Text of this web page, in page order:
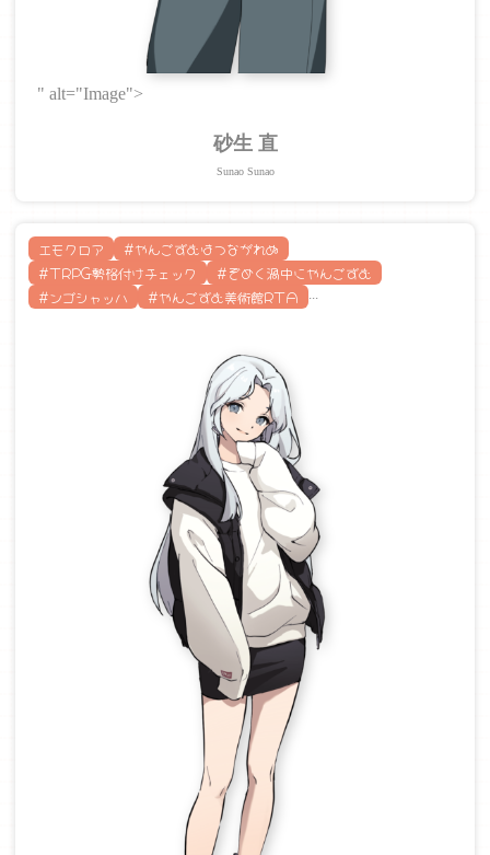
" alt="Image">
砂生 直
Sunao Sunao
エモクロア
#やんごずむはつながれぬ
#TRPG勢格付けチェック
#ぞめく渦中にやんごずむ
#ンゴシャッハ
#やんごずむ美術館RTA ...